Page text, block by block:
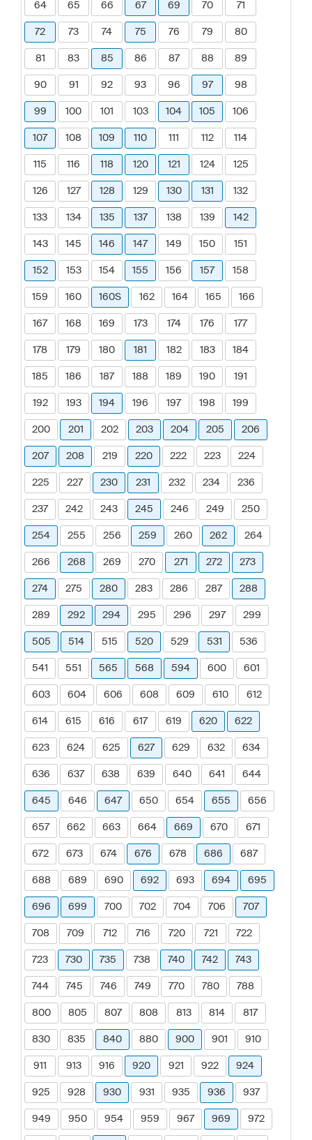
64 65 66 67 69 70 71
72 73 74 75 76 79 80
81 83 85 86 87 88 89
90 91 92 93 96 97 98
99 100 101 103 104 105 106
107 108 109 110 111 112 114
115 116 118 120 121 124 125
126 127 128 129 130 131 132
133 134 135 137 138 139 142
143 145 146 147 149 150 151
152 153 154 155 156 157 158
159 160 160S 162 164 165 166
167 168 169 173 174 176 177
178 179 180 181 182 183 184
185 186 187 188 189 190 191
192 193 194 196 197 198 199
200 201 202 203 204 205 206
207 208 219 220 222 223 224
225 227 230 231 232 234 236
237 242 243 245 246 249 250
254 255 256 259 260 262 264
266 268 269 270 271 272 273
274 275 280 283 286 287 288
289 292 294 295 296 297 299
505 514 515 520 529 531 536
541 551 565 568 594 600 601
603 604 606 608 609 610 612
614 615 616 617 619 620 622
623 624 625 627 629 632 634
636 637 638 639 640 641 644
645 646 647 650 654 655 656
657 662 663 664 669 670 671
672 673 674 676 678 686 687
688 689 690 692 693 694 695
696 699 700 702 704 706 707
708 709 712 716 720 721 722
723 730 735 738 740 742 743
744 745 746 749 770 780 788
800 805 807 808 813 814 817
830 835 840 880 900 901 910
911 913 916 920 921 922 924
925 928 930 931 935 936 937
949 950 954 959 967 969 972